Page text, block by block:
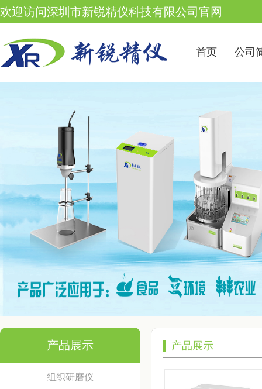
欢迎访问深圳市新锐精仪科技有限公司官网
首页 公司
产品展示
组织研磨仪
产品展示